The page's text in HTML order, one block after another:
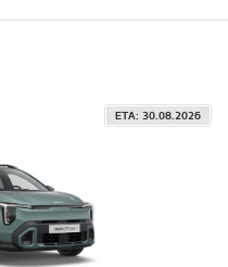
ETA: 30.08.2026